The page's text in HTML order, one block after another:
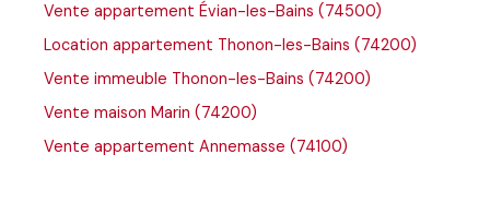
Vente appartement Évian-les-Bains (74500)
Location appartement Thonon-les-Bains (74200)
Vente immeuble Thonon-les-Bains (74200)
Vente maison Marin (74200)
Vente appartement Annemasse (74100)